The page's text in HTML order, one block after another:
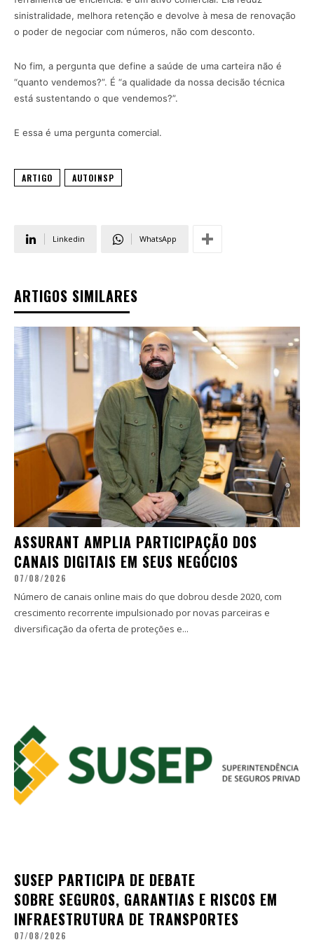
sinistralidade, melhora retenção e devolve à mesa de renovação
o poder de negociar com números, não com desconto.
No fim, a pergunta que define a saúde de uma carteira não é
“quanto vendemos?”. É “a qualidade da nossa decisão técnica
está sustentando o que vendemos?”.
E essa é uma pergunta comercial.
ARTIGO AUTOINSP
Linkedin WhatsApp
ARTIGOS SIMILARES
ASSURANT AMPLIA PARTICIPAÇÃO DOS
CANAIS DIGITAIS EM SEUS NEGÓCIOS
07/08/2026
Número de canais online mais do que dobrou desde 2020, com
crescimento recorrente impulsionado por novas parceiras e
diversificação da oferta de proteções e...
SUSEP PARTICIPA DE DEBATE
SOBRE SEGUROS, GARANTIAS E RISCOS EM
INFRAESTRUTURA DE TRANSPORTES
07/08/2026